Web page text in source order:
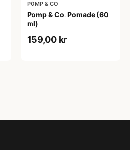
POMP & CO
Pomp & Co. Pomade (60
ml)
159,00 kr